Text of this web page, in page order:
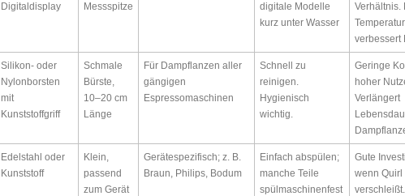
Digitaldisplay
Messspitze
digitale Modelle
kurz unter Wasser
Verhältnis.
verbessert
Silikon- oder
Nylonborsten
mit
Kunststoffgriff
Schmale
Bürste,
10–20 cm
Länge
Für Dampflanzen aller
gängigen
Espressomaschinen
Schnell zu
reinigen.
Hygienisch
wichtig.
Geringe
hoher
Verlängert
Edelstahl oder
Kunststoff
Klein,
passend
zum Gerät
Gerätespezifisch; z. B.
Braun, Philips, Bodum
Einfach abspülen;
manche Teile
spülmaschinenfest
Gute
wenn Quirl